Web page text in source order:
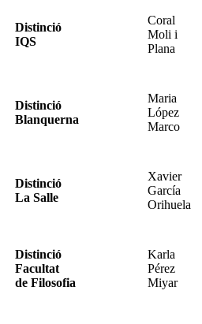
Distinció
IQS
Coral
Moli i
Plana
Distinció
Blanquerna
Maria
López
Marco
Distinció
La Salle
Xavier
García
Orihuela
Distinció
Facultat
de Filosofia
Karla
Pérez
Miyar